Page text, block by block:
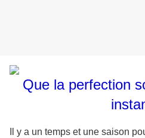
Que la perfection
Il y a un temps et une saison